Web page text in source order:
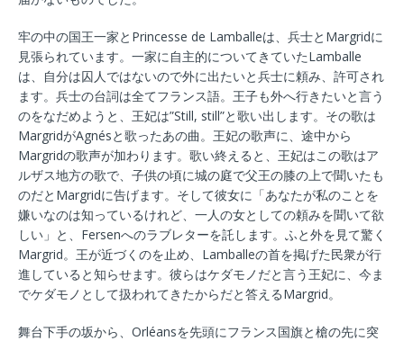
牢の中の国王一家とPrincesse de Lamballeは、兵士とMargridに
見張られています。一家に自主的についてきていたLamballe
は、自分は囚人ではないので外に出たいと兵士に頼み、許可され
ます。兵士の台詞は全てフランス語。王子も外へ行きたいと言う
のをなだめようと、王妃は”Still, still”と歌い出します。その歌は
MargridがAgnésと歌ったあの曲。王妃の歌声に、途中から
Margridの歌声が加わります。歌い終えると、王妃はこの歌はア
ルザス地方の歌で、子供の頃に城の庭で父王の膝の上で聞いたも
のだとMargridに告げます。そして彼女に「あなたが私のことを
嫌いなのは知っているけれど、一人の女としての頼みを聞いて欲
しい」と、Fersenへのラブレターを託します。ふと外を見て驚く
Margrid。王が近づくのを止め、Lamballeの首を掲げた民衆が行
進していると知らせます。彼らはケダモノだと言う王妃に、今ま
でケダモノとして扱われてきたからだと答えるMargrid。
舞台下手の坂から、Orléansを先頭にフランス国旗と槍の先に突